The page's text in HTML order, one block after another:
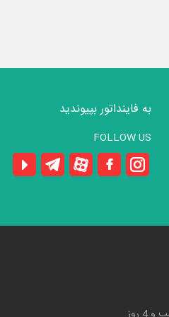
به فاینداتور بپیوندید
FOLLOW US